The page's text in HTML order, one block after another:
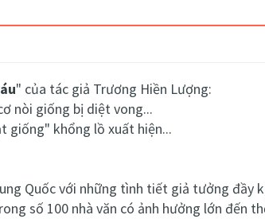
" của tác giả Trương Hiền Lượng:
nòi giống bị diệt vong...
giống" khổng lồ xuất hiện...
Quốc với những tình tiết giả tưởng đầy
số 100 nhà văn có ảnh hưởng lớn đến